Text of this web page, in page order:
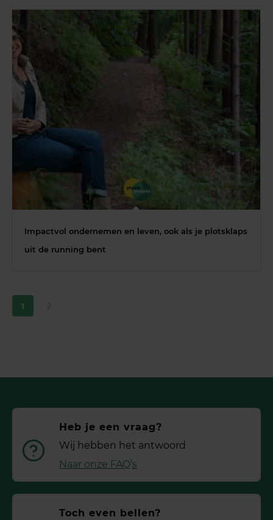
Impactvol ondernemen en leven, ook als je plotsklaps
uit de running bent
1 2
Heb je een vraag?
Wij hebben het antwoord
Naar onze FAQ’s
Toch even bellen?